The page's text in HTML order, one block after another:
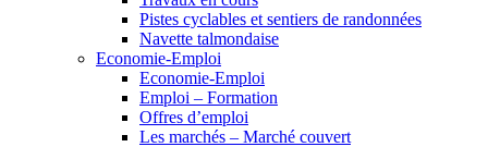
Pistes cyclables et sentiers de randonnées
Navette talmondaise
Economie-Emploi
Economie-Emploi
Emploi – Formation
Offres d’emploi
Les marchés – Marché couvert